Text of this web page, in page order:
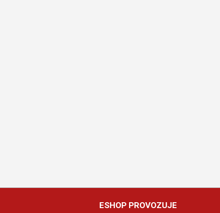
ESHOP PROVOZUJE